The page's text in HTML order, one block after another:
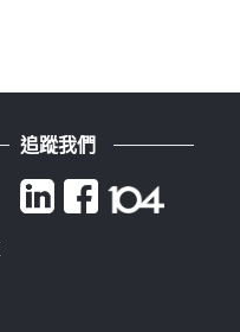
追蹤我們